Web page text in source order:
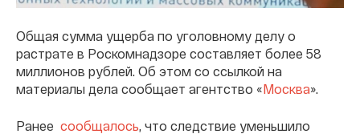
Общая сумма ущерба по уголовному делу о
растрате в Роскомнадзоре составляет более 58
миллионов рублей. Об этом со ссылкой на
материалы дела сообщает агентство «Москва».
Ранее сообщалось , что следствие уменьшило